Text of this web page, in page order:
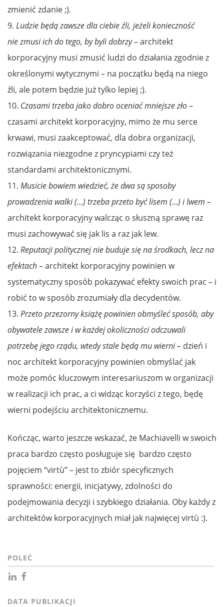
zmienić zdanie ;).
9. Ludzie będą zaw­sze dla ciebie źli, jeżeli ko­nie­czność
nie zmu­si ich do te­go, by by­li dobrzy – architekt
korporacyjny musi zmusić ludzi do działania zgodnie z
określonymi wytycznymi – na początku będą na niego
źli, ale potem będzie już tylko lepiej ;).
10. Cza­sami trze­ba ja­ko dob­ro oce­niać mniej­sze zło–
czasami architekt korporacyjny, mimo że mu serce
krwawi, musi zaakceptować, dla dobra organizacji,
rozwiązania niezgodne z pryncypiami czy też
standardami architektonicznymi.
11. Musicie bowiem wiedzieć, że dwa są sposoby
prowadzenia walki (…) trzeba przeto być lisem (…) i lwem –
architekt korporacyjny walcząc o słuszną sprawę raz
musi zachowywać się jak lis a raz jak lew.
12. Reputacji politycznej nie buduje się na środkach, lecz na
efektach– architekt korporacyjny powinien w
systematyczny sposób pokazywać efekty swoich prac – i
robić to w sposób zrozumiały dla decydentów.
13. Przeto przezorny książę powinien obmyśleć sposób, aby
obywatele zawsze i w każdej okoliczności odczuwali
potrzebę jego rządu, wtedy stale będą mu wierni – dzień i
noc architekt korporacyjny powinien obmyślać jak
może pomóc kluczowym interesariuszom w organizacji
w realizacji ich prac, a ci widząc korzyści z tego, będę
wierni podejściu architektonicznemu.
Kończąc, warto jeszcze wskazać, że Machiavelli w swoich
praca bardzo często posługuje się bardzo często
pojęciem “virtù” – jest to zbiór specyficznych
sprawności: energii, inicjatywy, zdolności do
podejmowania decyzji i szybkiego działania. Oby każdy z
architektów korporacyjnych miał jak najwięcej virtù :).
POLEĆ
DATA PUBLIKACJI